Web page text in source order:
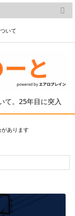
て。25年目に突入

メニュー

検索
いて
があります